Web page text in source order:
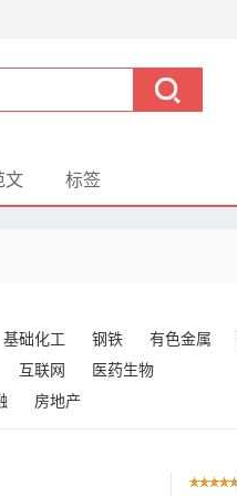
文 标签
基础化工 钢铁 有色金属
互联网
医药生物
房地产